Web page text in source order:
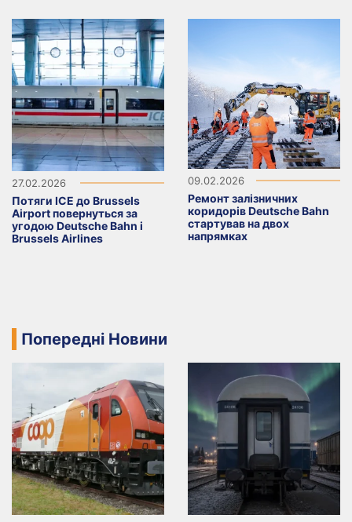
27.02.2026
Потяги ICE до Brussels
Airport повернуться за
угодою Deutsche Bahn і
Brussels Airlines
09.02.2026
Ремонт залізничних
коридорів Deutsche Bahn
стартував на двох
напрямках
Попередні Новини